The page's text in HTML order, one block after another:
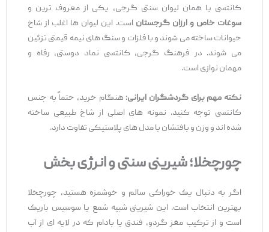
کانتسی یا همان لیوان سنتی گرجی، یکی از معروف ‌ترین و
سوغات خاص و ارزان گرجستاناست. این لیوان‌ ها اغلب از شاخ
حیوانات ساخته می ‌شوند و با فلزات و سنگ ‌های نیمه ‌قیمتی تزئین
می ‌شوند. در فرهنگ گرجی، کانتسی نماد دوستی، رفاه و
مهمان‌ نوازی است.
نکته مهم برای گردشگران ایرانی: هنگام خرید، حتماً به جنس
کانتسی توجه کنید. نمونه ‌های اصلی از شاخ طبیعی ساخته
شده ‌اند و وزن و بافتشان با مدل ‌های پلاستیکی تفاوت دارد.
چورچخلا؛ شیرینی سنتی و انرژی‌بخش
اگر به دنبال یک خوراکی سالم و خوشمزه هستید، چورچخلا
بهترین انتخاب است. این شیرینی شبیه شمع یا سوسیس باریک
است و از ترکیب مغز گردو، فندق یا بادام که در لایه ‌ای از آب